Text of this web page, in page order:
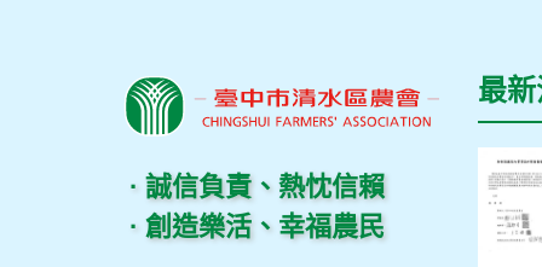
· 誠信負責、熱忱信賴
· 創造樂活、幸福農民
最